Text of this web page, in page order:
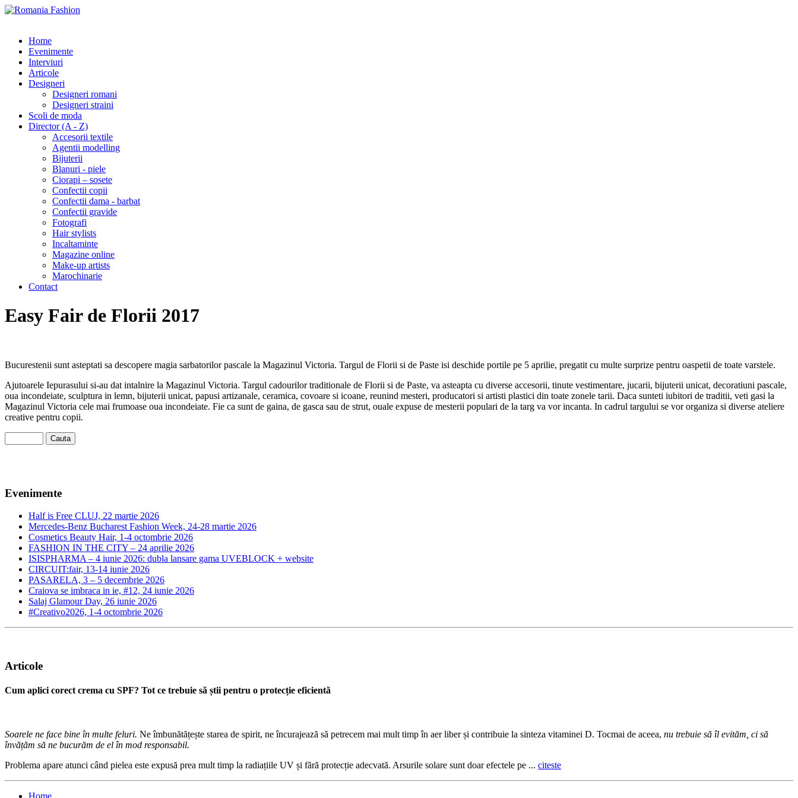
Home
Evenimente
Interviuri
Articole
Designeri
Designeri romani
Designeri straini
Scoli de moda
Director (A - Z)
Accesorii textile
Agentii modelling
Bijuterii
Blanuri - piele
Ciorapi – sosete
Confectii copii
Confectii dama - barbat
Confectii gravide
Fotografi
Hair stylists
Incaltaminte
Magazine online
Make-up artists
Marochinarie
Contact
Easy Fair de Florii 2017
Bucurestenii sunt asteptati sa descopere magia sarbatorilor pascale la Magazinul Victoria. Targul de Florii si de Paste isi deschide portile pe 5 aprilie, pregatit cu multe surprize pentru oaspetii de toate varstele.
Ajutoarele Iepurasului si-au dat intalnire la Magazinul Victoria. Targul cadourilor traditionale de Florii si de Paste, va asteapta cu diverse accesorii, tinute vestimentare, jucarii, bijuterii unicat, decoratiuni pascale,
oua incondeiate, sculptura in lemn, bijuterii unicat, papusi artizanale, ceramica, covoare si icoane, reunind mesteri, producatori si artisti plastici din toate zonele tarii. Daca sunteti iubitori de traditii, veti gasi la
Magazinul Victoria cele mai frumoase oua incondeiate. Fie ca sunt de gaina, de gasca sau de strut, ouale expuse de mesterii populari de la targ va vor incanta. In cadrul targului se vor organiza si diverse ateliere
creative pentru copii.
Evenimente
Half is Free CLUJ, 22 martie 2026
Mercedes-Benz Bucharest Fashion Week, 24-28 martie 2026
Cosmetics Beauty Hair, 1-4 octombrie 2026
FASHION IN THE CITY – 24 aprilie 2026
ISISPHARMA – 4 iunie 2026: dubla lansare gama UVEBLOCK + website
CIRCUIT:fair, 13-14 iunie 2026
PASARELA, 3 – 5 decembrie 2026
Craiova se imbraca in ie, #12, 24 iunie 2026
Salaj Glamour Day, 26 iunie 2026
#Creativo2026, 1-4 octombrie 2026
Articole
Cum aplici corect crema cu SPF? Tot ce trebuie să știi pentru o protecție eficientă
Soarele ne face bine în multe feluri. Ne îmbunătățește starea de spirit, ne încurajează să petrecem mai mult timp în aer liber și contribuie la sinteza vitaminei D. Tocmai de aceea, nu trebuie să îl evităm, ci să
învățăm să ne bucurăm de el în mod responsabil.
Problema apare atunci când pielea este expusă prea mult timp la radiațiile UV și fără protecție adecvată. Arsurile solare sunt doar efectele pe ... citeste
Home